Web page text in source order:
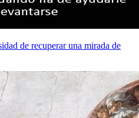
de recuperar una mirada de